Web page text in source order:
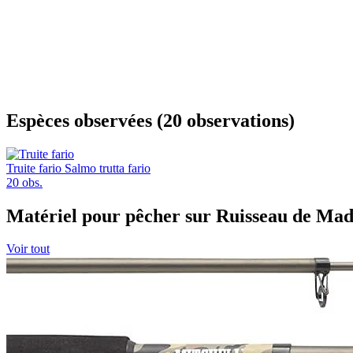
Espèces observées (20 observations)
Truite fario Salmo trutta fario
20 obs.
Matériel pour pêcher sur Ruisseau de
Voir tout